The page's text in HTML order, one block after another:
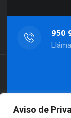
Aviso de
950